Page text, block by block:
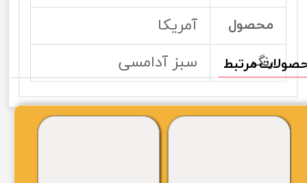
محصول آمریکا
رنگ سبز آدامسی مرتبط